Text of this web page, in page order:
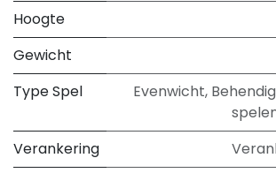
Hoogte
Gewicht
Type Spel
Evenwicht,
Verankering